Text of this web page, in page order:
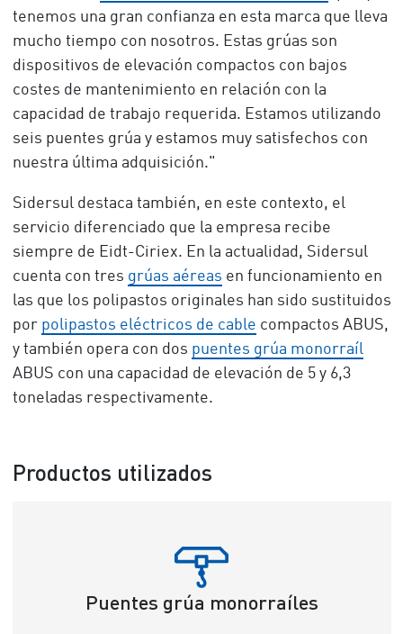
tenemos una gran confianza en esta marca que lleva
mucho tiempo con nosotros. Estas grúas son
dispositivos de elevación compactos con bajos
costes de mantenimiento en relación con la
capacidad de trabajo requerida. Estamos utilizando
seis puentes grúa y estamos muy satisfechos con
nuestra última adquisición."
Sidersul destaca también, en este contexto, el
servicio diferenciado que la empresa recibe
siempre de Eidt-Ciriex. En la actualidad, Sidersul
cuenta con tres grúas aéreas en funcionamiento en
las que los polipastos originales han sido sustituidos
por polipastos eléctricos de cable compactos ABUS,
y también opera con dos puentes grúa monorraíl
ABUS con una capacidad de elevación de 5 y 6,3
toneladas respectivamente.
Productos utilizados
Puentes grúa monorraíles